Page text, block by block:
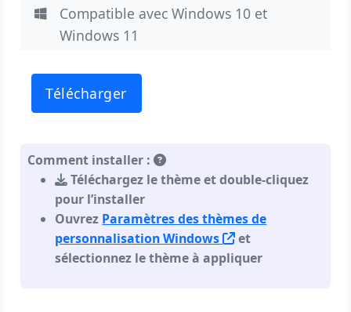
Compatible avec Windows 10 et
Windows 11
Télécharger
Comment installer :
Téléchargez le thème et double-cliquez
pour l’installer
Ouvrez Paramètres des thèmes de
personnalisation Windows
et
sélectionnez le thème à appliquer